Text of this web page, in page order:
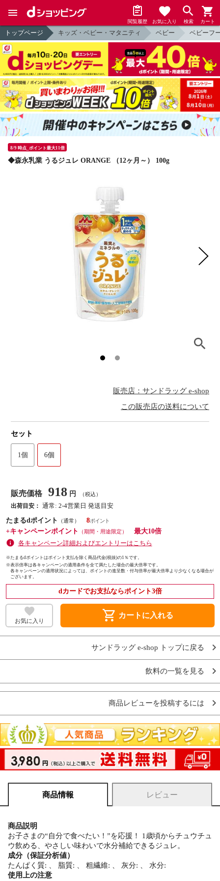
閲覧履歴 お気に入り 検索 カート
トップページ キッズ・ベビー・マタニティ ベビー ベビーフ
8/9 時点_ポイント最大11倍
◆森永乳業 うるジュレ ORANGE （12ヶ月～） 100g
販売店：サンドラッグ e-shop
この販売店の送料について
セット
1個 6個
販売価格 918 円 （税込）
出荷目安： 通常: 2-4営業日 発送目安
たまるdポイント
（通常）
8
+キャンペーンポイント
（期間・用途限定）
最大10倍
各キャンペーン詳細およびエントリーはこちら
※たまるdポイントはポイント支払を除く商品代金(税抜)の1％です。
※表示倍率は各キャンペーンの適用条件を全て満たした場合の最大倍率です。
各キャンペーンの適用状況によっては、ポイントの進呈数・付与倍率が最大倍率より少なくなる場合が
ございます。
dカードでお支払ならポイント3倍
お気に入り shopping_cart カートに入れる
サンドラッグ e-shop トップに戻る
飲料の一覧を見る
商品レビューを投稿するには
商品情報 レビュー
商品説明
お子さまの“自分で食べたい！”を応援！ 1歳頃からチュウチュ
ウ飲める、やさしい味わいで水分補給できるジュレ。
成分（保証分析値）
たんぱく質: 、 脂質: 、 粗繊維: 、 灰分: 、 水分:
使用上の注意